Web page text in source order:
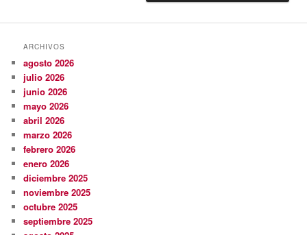
ARCHIVOS
agosto 2026
julio 2026
junio 2026
mayo 2026
abril 2026
marzo 2026
febrero 2026
enero 2026
diciembre 2025
noviembre 2025
octubre 2025
septiembre 2025